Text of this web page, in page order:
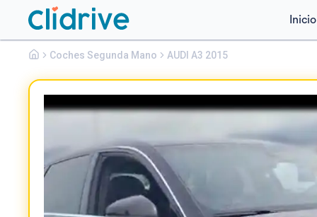
Inicio
Coches Segunda Mano AUDI A3 2015
AudiA3
SDRIVE18D -